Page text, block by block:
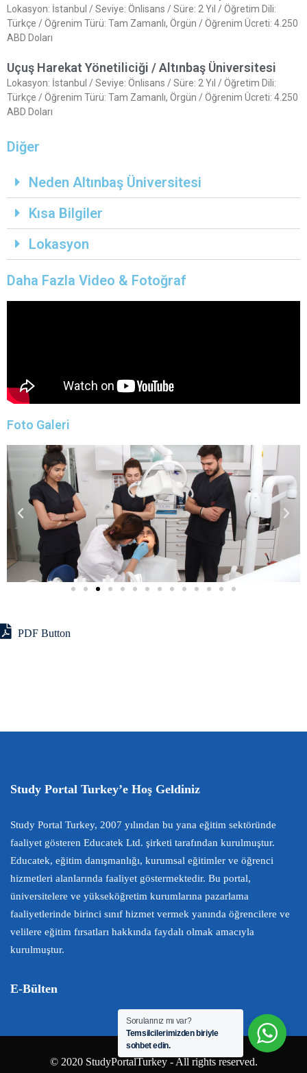
Lokasyon: İstanbul / Seviye: Önlisans / Süre: 2 Yıl / Öğretim Dili:
Türkçe / Öğrenim Türü: Tam Zamanlı, Örgün / Öğrenim Ücreti: 4.250
ABD Doları
Uçuş Harekat Yönetiliciği / Altınbaş Üniversitesi
Lokasyon: İstanbul / Seviye: Önlisans / Süre: 2 Yıl / Öğretim Dili:
Türkçe / Öğrenim Türü: Tam Zamanlı, Örgün / Öğrenim Ücreti: 4.250
ABD Doları
Diğer
Neden Altınbaş Üniversitesi
Kısa Bilgiler
Lokasyon
Daha Fazla Video & Fotoğraf
Foto Galeri
PDF Button
Study Portal Turkey’e Hoş Geldiniz
Study Portal Turkey, 2007 yılından bu yana eğitim sektöründe
faaliyet gösteren Educatek Ltd. şirketi tarafından kurulmuştur.
Educatek, eğitim danışmanlığı, kurumsal eğitimler ve öğrenci
hizmetleri alanlarında faaliyet göstermektedir. Bu portal,
üniversitelere ve yükseköğretim kurumlarına pazarlama
faaliyetlerinde birinci sınıf hizmet vermek yanında öğrencilere ve
velilere eğitim fırsatları hakkında faydalı olmak amacıyla
kurulmuştur.
E-Bülten
© 2020 StudyPortalTurkey - All rights reserved.
Sorularınız mı var?
Temsilcilerimizden biriyle
sohbet edin.